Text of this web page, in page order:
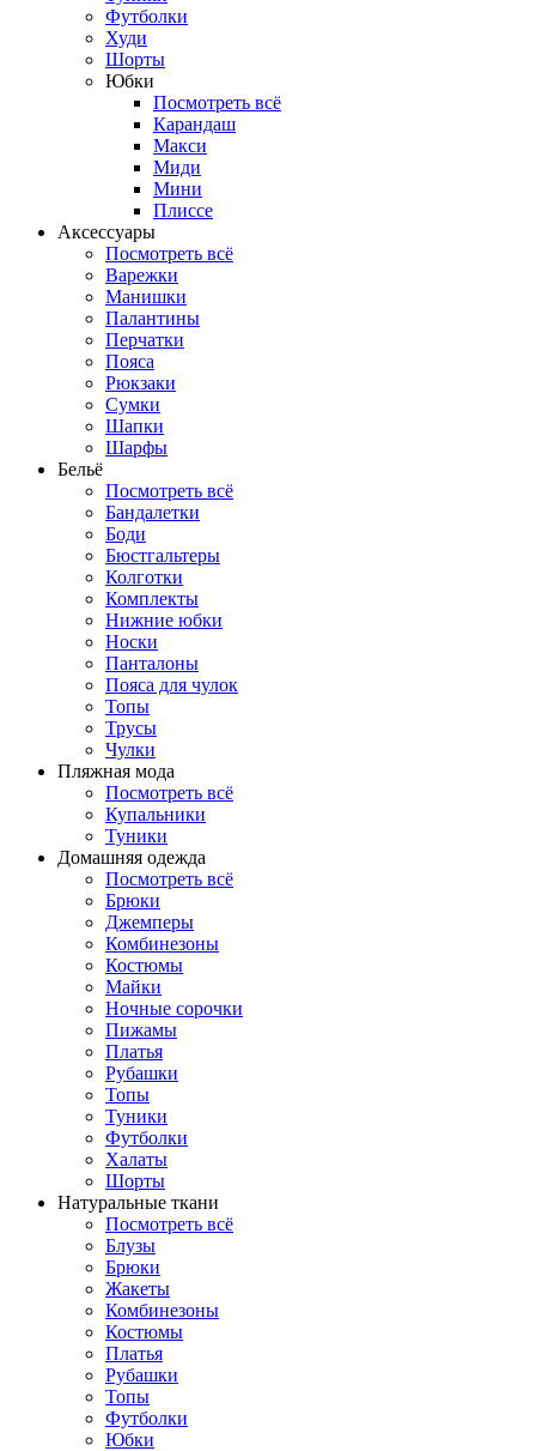
Футболки
Худи
Шорты
Юбки
Посмотреть всё
Карандаш
Макси
Миди
Мини
Плиссе
Аксессуары
Посмотреть всё
Варежки
Манишки
Палантины
Перчатки
Пояса
Рюкзаки
Сумки
Шапки
Шарфы
Бельё
Посмотреть всё
Бандалетки
Боди
Бюстгальтеры
Колготки
Комплекты
Нижние юбки
Носки
Панталоны
Поясa для чулок
Топы
Трусы
Чулки
Пляжная мода
Посмотреть всё
Купальники
Туники
Домашняя одежда
Посмотреть всё
Брюки
Джемперы
Комбинезоны
Костюмы
Майки
Ночные сорочки
Пижамы
Платья
Рубашки
Топы
Туники
Футболки
Халаты
Шорты
Натуральные ткани
Посмотреть всё
Блузы
Брюки
Жакеты
Комбинезоны
Костюмы
Платья
Рубашки
Топы
Футболки
Юбки